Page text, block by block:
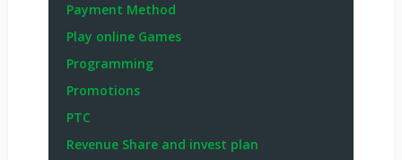
Payment Method
Play online Games
Programming
Promotions
PTC
Revenue Share and invest plan